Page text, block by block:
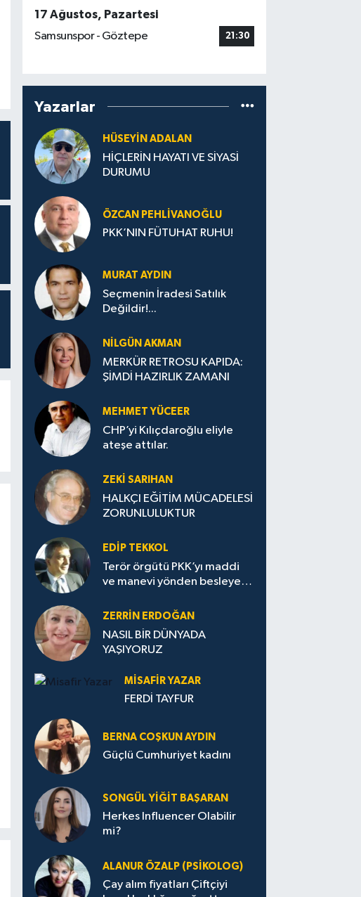
17 Ağustos, Pazartesi
Samsunspor - Göztepe
21:30
Yazarlar
HÜSEYIN ADALAN
HİÇLERİN HAYATI VE SİYASİ
DURUMU
ÖZCAN PEHLIVANOĞLU
PKK’NIN FÜTUHAT RUHU!
MURAT AYDIN
Seçmenin İradesi Satılık
Değildir!...
NILGÜN AKMAN
MERKÜR RETROSU KAPIDA:
ŞİMDİ HAZIRLIK ZAMANI
MEHMET YÜCEER
CHP’yi Kılıçdaroğlu eliyle
ateşe attılar.
ZEKI SARIHAN
HALKÇI EĞİTİM MÜCADELESİ
ZORUNLULUKTUR
EDIP TEKKOL
Terör örgütü PKK’yı maddi
ve manevi yönden besleyen
ZERRIN ERDOĞAN
NASIL BİR DÜNYADA
YAŞIYORUZ
MISAFIR YAZAR
FERDİ TAYFUR
BERNA COŞKUN AYDIN
Güçlü Cumhuriyet kadını
SONGÜL YIĞIT BAŞARAN
Herkes Influencer Olabilir
mi?
ALANUR ÖZALP (PSIKOLOG)
Çay alım fiyatları Çiftçiyi